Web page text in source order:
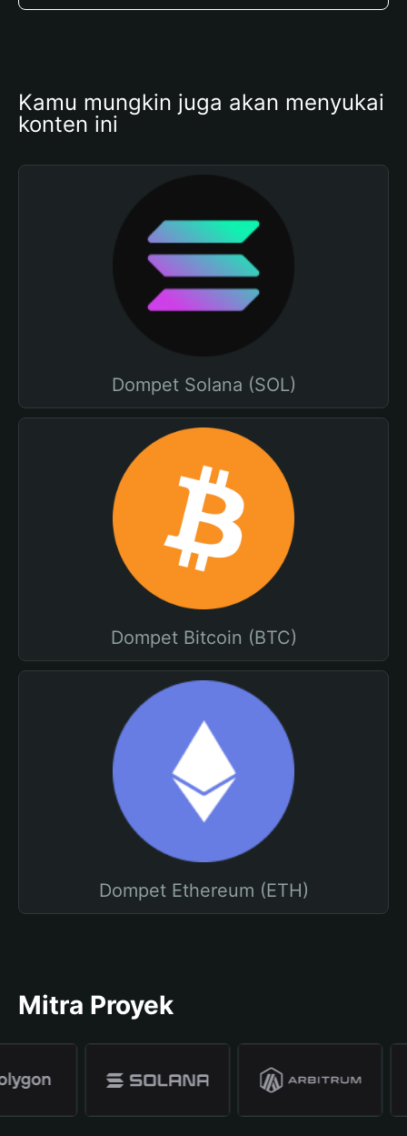
Kamu mungkin juga akan menyukai
konten ini
Dompet Solana (SOL)
Dompet Bitcoin (BTC)
Dompet Ethereum (ETH)
Mitra Proyek